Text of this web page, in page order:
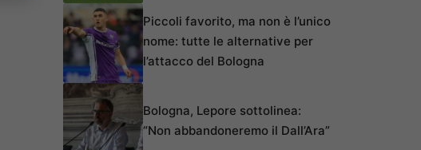
Piccoli favorito, ma non è l’unico
nome: tutte le alternative per
l’attacco del Bologna
Bologna, Lepore sottolinea:
“Non abbandoneremo il Dall’Ara”